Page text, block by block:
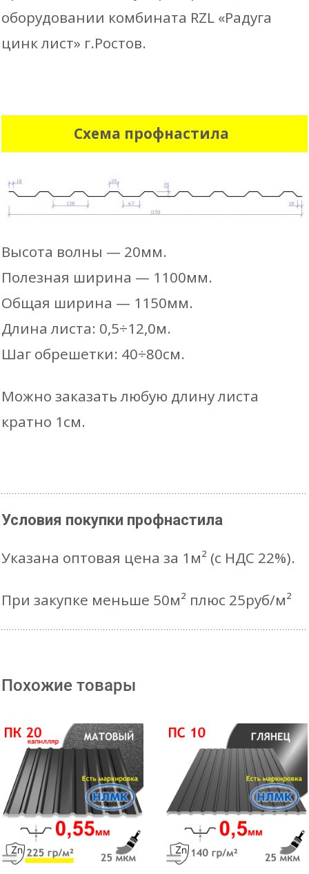
оборудовании комбината RZL «Радуга
цинк лист» г.Ростов.
Схема профнастила
Высота волны — 20мм.
Полезная ширина — 1100мм.
Общая ширина — 1150мм.
Длина листа: 0,5÷12,0м.
Шаг обрешетки: 40÷80см.
Можно заказать любую длину листа
кратно 1см.
Условия покупки профнастила
Указана оптовая цена за 1м² (с НДС 22%).
При закупке меньше 50м² плюс 25руб/м²
Похожие товары